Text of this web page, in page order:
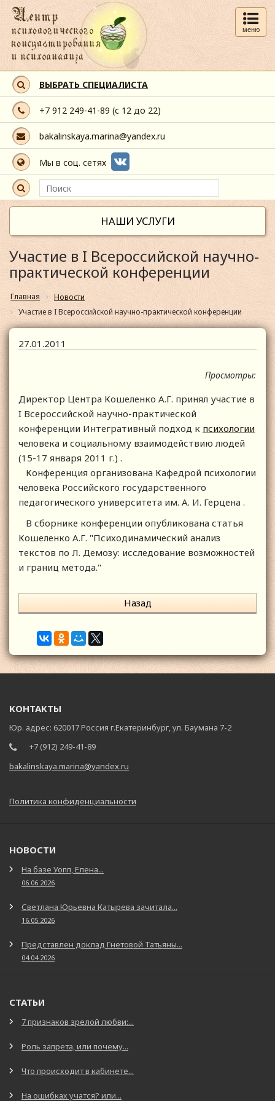
меню
ВЫБРАТЬ СПЕЦИАЛИСТА
+7 912 249-41-89 (с 12 до 22)
bakalinskaya.marina@yandex.ru
Мы в соц. сетях
НАШИ УСЛУГИ
Участие в I Всероссийской научно-
практической конференции
Главная
Новости
Участие в I Всероссийской научно-практической конференции
27.01.2011
Просмотры:
Директор Центра Кошеленко А.Г. принял участие в
I Всероссийской научно-практической
конференции Интегративный подход к психологии
человека и социальному взаимодействию людей
(15-17 января 2011 г.) .
Конференция организована Кафедрой психологии
человека Российского государственного
педагогического университета им. А. И. Герцена .
В сборнике конференции опубликована статья
Кошеленко А.Г. "Психодинамический анализ
текстов по Л. Демозу: исследование возможностей
и границ метода."
Назад
КОНТАКТЫ
Юр. адрес: 620017 Россия г.Екатеринбург, ул. Баумана 7-2
+7 (912) 249-41-89
bakalinskaya.marina@yandex.ru
Политика конфиденциальности
НОВОСТИ
На базе Уопп, Елена...
06.06.2026
Светлана Юрьевна Катырева зачитала...
16.05.2026
Представлен доклад Гнетовой Татьяны...
04.04.2026
СТАТЬИ
7 признаков зрелой любви:...
Роль запрета, или почему...
Что происходит в кабинете...
На ошибках учатся? или...